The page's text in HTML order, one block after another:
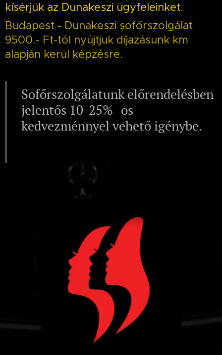
kísérjük az Dunakeszi ügyfeleinket.
Budapest - Dunakeszi sofőrszolgálat
9500.- Ft-tól nyújtjuk díjazásunk km
alapján kerül képzésre.
Sofőrszolgálatunk előrendelésben
jelentős 10-25% -os
kedvezménnyel vehető igénybe.